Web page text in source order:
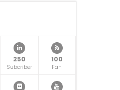
250
Subcriber
100
Fan